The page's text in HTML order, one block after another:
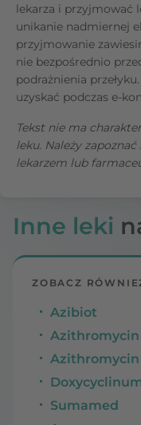
lekarza i przyjmować
unikanie nadmiernej
przyjmowanie
nie bezpośrednio
podrażnienia
uzyskać podczas e-
Tekst nie ma
leku. Należy
lekarzem lub
Inne leki
ZOBACZ
Azibiot
Sumamed